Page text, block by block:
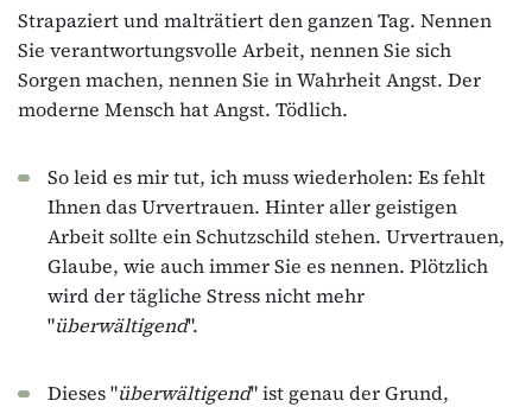
Strapaziert und malträtiert den ganzen Tag. Nennen
Sie verantwortungsvolle Arbeit, nennen Sie sich
Sorgen machen, nennen Sie in Wahrheit Angst. Der
moderne Mensch hat Angst. Tödlich.
So leid es mir tut, ich muss wiederholen: Es fehlt
Ihnen das Urvertrauen. Hinter aller geistigen
Arbeit sollte ein Schutzschild stehen. Urvertrauen,
Glaube, wie auch immer Sie es nennen. Plötzlich
wird der tägliche Stress nicht mehr
"überwältigend".
Dieses "überwältigend" ist genau der Grund,